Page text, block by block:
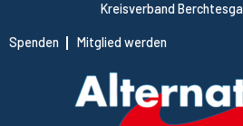
Kreisverband
Spenden Mitglied werden